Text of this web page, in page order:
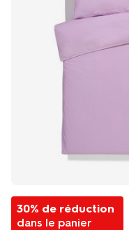
30% de réduction
dans le panier